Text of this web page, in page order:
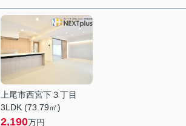
上尾市西宮下３丁目
3LDK (73.79㎡)
2,190万円